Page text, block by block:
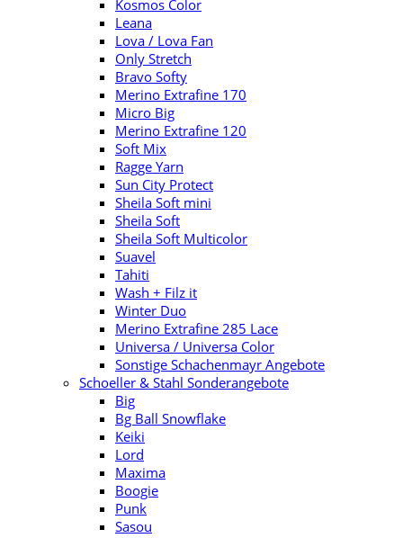
Kosmos Color
Leana
Lova / Lova Fan
Only Stretch
Bravo Softy
Merino Extrafine 170
Micro Big
Merino Extrafine 120
Soft Mix
Ragge Yarn
Sun City Protect
Sheila Soft mini
Sheila Soft
Sheila Soft Multicolor
Suavel
Tahiti
Wash + Filz it
Winter Duo
Merino Extrafine 285 Lace
Universa / Universa Color
Sonstige Schachenmayr Angebote
Schoeller & Stahl Sonderangebote
Big
Bg Ball Snowflake
Keiki
Lord
Maxima
Boogie
Punk
Sasou